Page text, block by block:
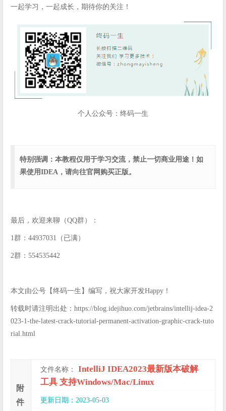
一起学习，一起成长，期待你的关注！
个人公众号：终码一生
特别强调：本教程仅用于学习交流，禁止一切商业用途！如
果使用IDEA，请向往官网购买正版。
最后，欢迎来聊（QQ群）：
1群：44937031（已满）
2群：554535442
本文由公号【终码一生】编写，祝大家开发Happy！
转载时请注明出处：https://blog.idejihuo.com/jetbrains/intellij-idea-2
023-1-the-latest-crack-tutorial-permanent-activation-graphic-crack-tuto
rial.html
附
件
文件名称：
IntelliJ IDEA2023最新版本破解
工具 支持Windows/Mac/Linux
更新日期：2023-05-03